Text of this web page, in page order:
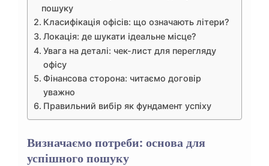
пошуку
Класифікація офісів: що означають літери?
Локація: де шукати ідеальне місце?
Увага на деталі: чек-лист для перегляду
офісу
Фінансова сторона: читаємо договір
уважно
Правильний вибір як фундамент успіху
Визначаємо потреби: основа для
успішного пошуку